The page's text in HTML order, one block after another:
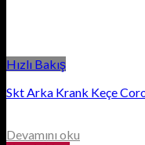
Hızlı Bakış
Skt Arka Krank Keçe
Devamını oku